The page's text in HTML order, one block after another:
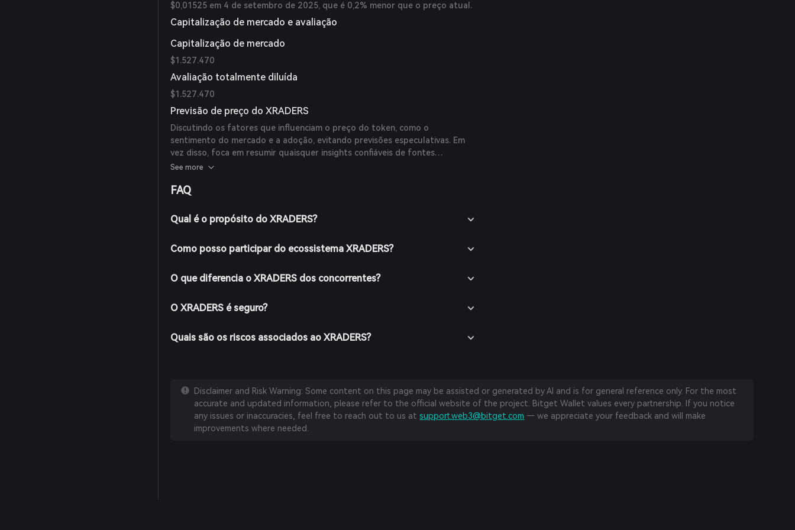
$0,01525 em 4 de setembro de 2025, que é 0,2% menor que o preço atual.
Capitalização de mercado e avaliação
Capitalização de mercado
$1.527.470
Avaliação totalmente diluída
$1.527.470
Previsão de preço do XRADERS
Discutindo os fatores que influenciam o preço do token, como o
sentimento do mercado e a adoção, evitando previsões especulativas. Em
vez disso, foca em resumir quaisquer insights confiáveis de fontes
respeitáveis, mídia ou análises de especialistas disponíveis online. Se não
previsões disponíveis por especialistas ou publicações confiáveis.
See more
FAQ
Qual é o propósito do XRADERS?
Como posso participar do ecossistema XRADERS?
O que diferencia o XRADERS dos concorrentes?
O XRADERS é seguro?
Quais são os riscos associados ao XRADERS?
Disclaimer and Risk Warning: Some content on this page may be assisted or generated by AI and is for general reference only. For the most
accurate and updated information, please refer to the official website of the project. Bitget Wallet values every partnership. If you notice
any issues or inaccuracies, feel free to reach out to us atsupport.web3@bitget.com — we appreciate your feedback and will make
improvements where needed.